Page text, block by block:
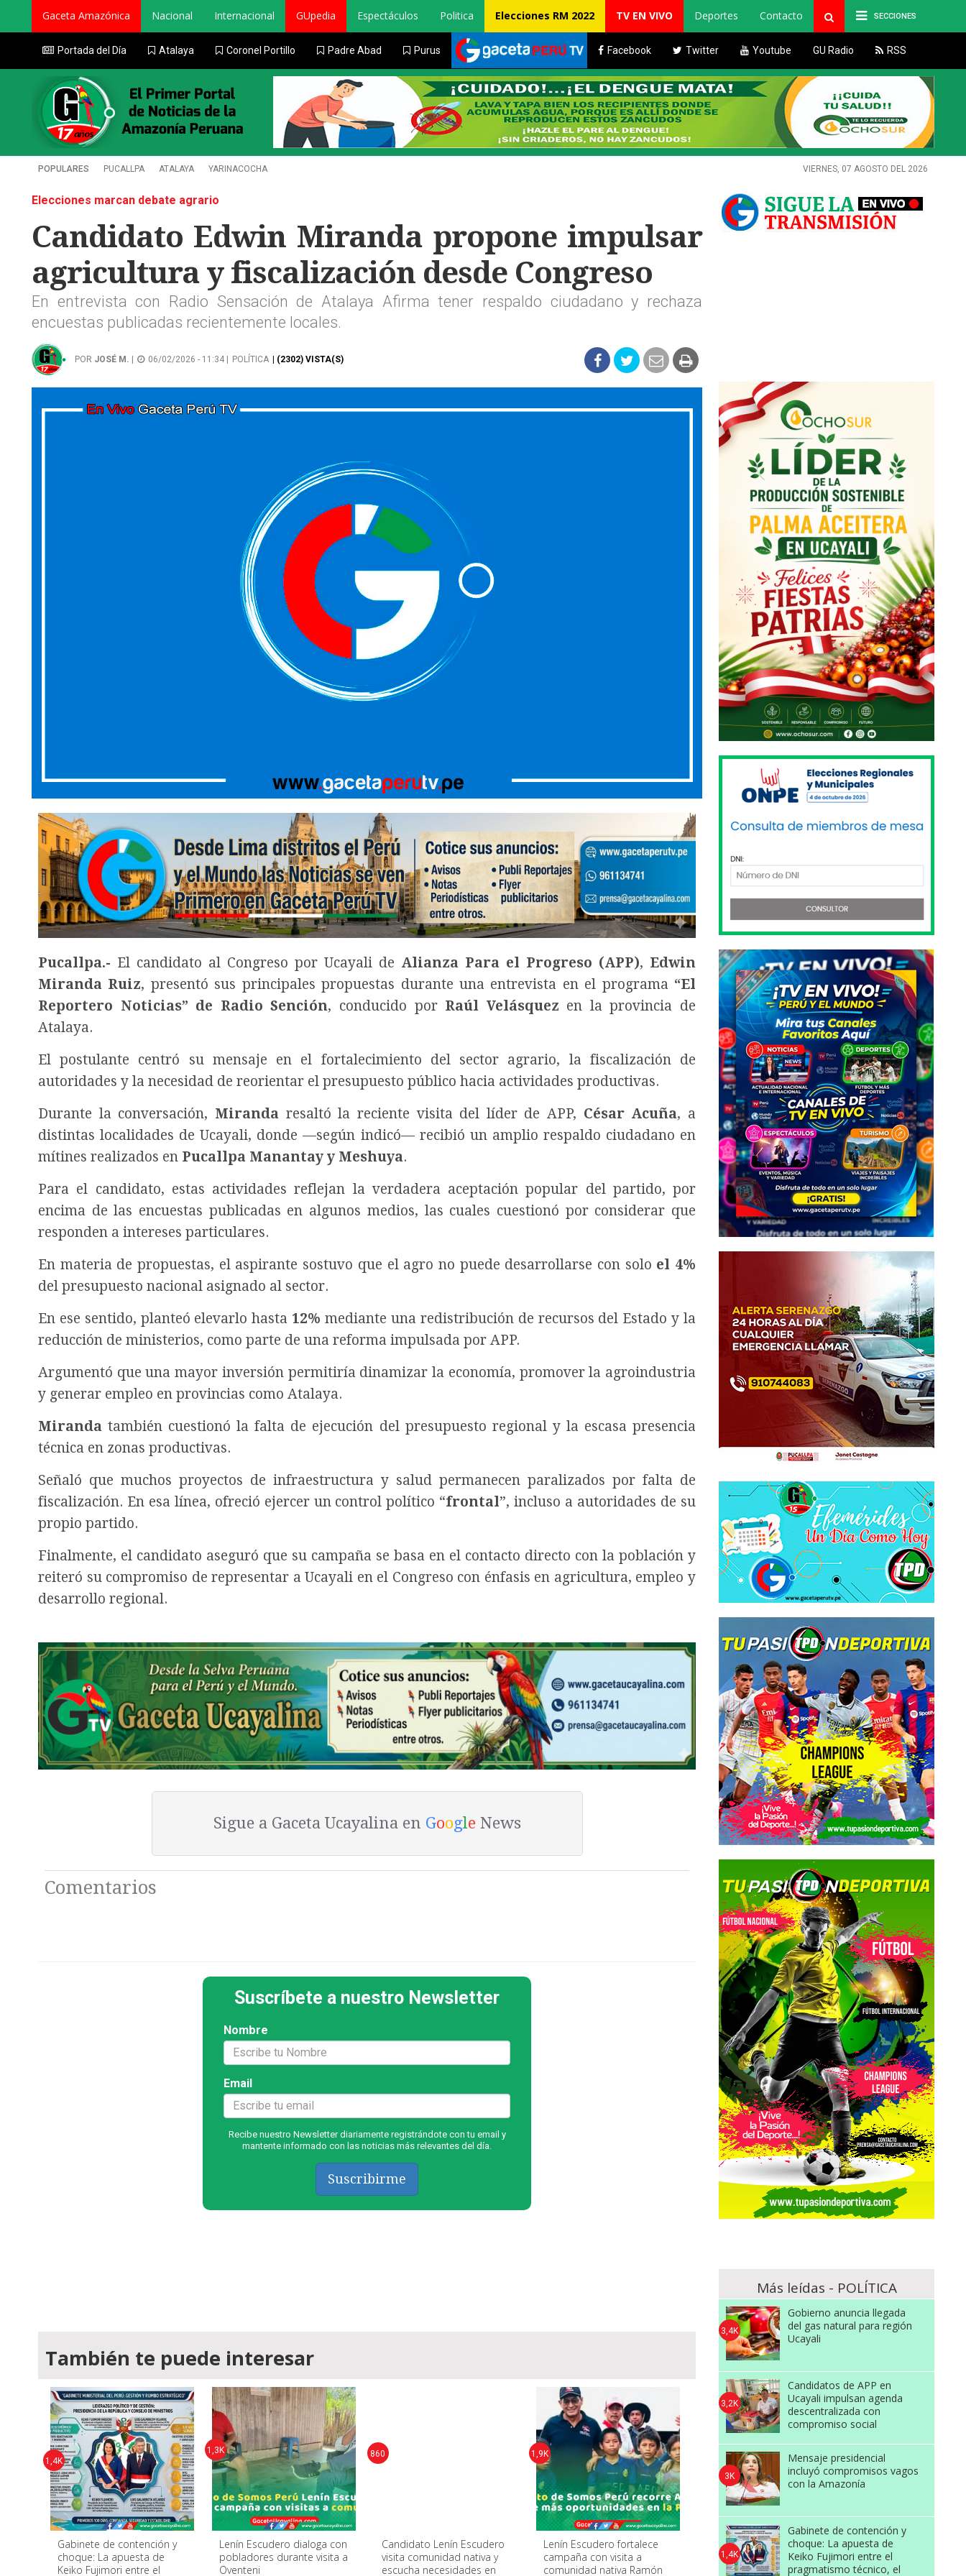
SECCIONES
Gaceta Amazónica Nacional Internacional GUpedia Espectáculos Politica Elecciones RM 2022 TV EN VIVO Deportes Contacto
Portada del Día Atalaya Coronel Portillo Padre Abad Purus Facebook Twitter Youtube GU Radio RSS
POPULARES PUCALLPA ATALAYA YARINACOCHA VIERNES, 07 AGOSTO DEL 2026
Elecciones marcan debate agrario
Candidato Edwin Miranda propone impulsar
agricultura y fiscalización desde Congreso
En entrevista con Radio Sensación de Atalaya Afirma tener respaldo ciudadano y rechaza
encuestas publicadas recientemente locales.
POR JOSÉ M. 06/02/2026 - 11:34 | POLÍTICA | (2302) VISTA(S)
Pucallpa.- El candidato al Congreso por Ucayali de Alianza Para el Progreso (APP), Edwin
Miranda Ruiz, presentó sus principales propuestas durante una entrevista en el programa “El
Reportero Noticias” de Radio Sención, conducido por Raúl Velásquez en la provincia de
Atalaya.
El postulante centró su mensaje en el fortalecimiento del sector agrario, la fiscalización de
autoridades y la necesidad de reorientar el presupuesto público hacia actividades productivas.
Durante la conversación, Mirandaresaltó la reciente visita del líder de APP, César Acuña, a
distintas localidades de Ucayali, donde —según indicó— recibió un amplio respaldo ciudadano en
mítines realizados en Pucallpa Manantay y Meshuya.
Para el candidato, estas actividades reflejan la verdadera aceptación popular del partido, por
encima de las encuestas publicadas en algunos medios, las cuales cuestionó por considerar que
responden a intereses particulares.
En materia de propuestas, el aspirante sostuvo que el agro no puede desarrollarse con solo el 4%
del presupuesto nacional asignado al sector.
En ese sentido, planteó elevarlo hasta 12% mediante una redistribución de recursos del Estado y la
reducción de ministerios, como parte de una reforma impulsada por APP.
Argumentó que una mayor inversión permitiría dinamizar la economía, promover la agroindustria
y generar empleo en provincias como Atalaya.
Miranda también cuestionó la falta de ejecución del presupuesto regional y la escasa presencia
técnica en zonas productivas.
Señaló que muchos proyectos de infraestructura y salud permanecen paralizados por falta de
fiscalización. En esa línea, ofreció ejercer un control político “frontal”, incluso a autoridades de su
propio partido.
Finalmente, el candidato aseguró que su campaña se basa en el contacto directo con la población y
reiteró su compromiso de representar a Ucayali en el Congreso con énfasis en agricultura, empleo y
desarrollo regional.
Sigue a Gaceta Ucayalina en GoogleNews
Comentarios
Suscríbete a nuestro Newsletter
Nombre
Email
Recibe nuestro Newsletter diariamente registrándote con tu email y
mantente informado con las noticias más relevantes del día.
Suscribirme
También te puede interesar
Gabinete de contención y
choque: La apuesta de
Keiko Fujimori entre el
1,4K
Lenín Escudero dialoga con
pobladores durante visita a
Oventeni
1,3K
Candidato Lenín Escudero
visita comunidad nativa y
escucha necesidades en
860
Lenín Escudero fortalece
campaña con visita a
comunidad nativa Ramón
1,9K
Más leídas - POLÍTICA
Gobierno anuncia llegada
del gas natural para región
Ucayali
3,4K
Candidatos de APP en
Ucayali impulsan agenda
descentralizada con
compromiso social
3,2K
Mensaje presidencial
incluyó compromisos vagos
con la Amazonía
3K
Gabinete de contención y
choque: La apuesta de
Keiko Fujimori entre el
pragmatismo técnico, el
1,4K